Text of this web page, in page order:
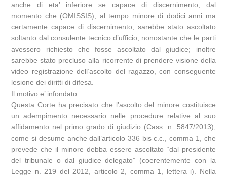
anche di eta’ inferiore se capace di discernimento, dal
momento che (OMISSIS), al tempo minore di dodici anni ma
certamente capace di discernimento, sarebbe stato ascoltato
soltanto dal consulente tecnico d’ufficio, nonostante che le parti
avessero richiesto che fosse ascoltato dal giudice; inoltre
sarebbe stato precluso alla ricorrente di prendere visione della
video registrazione dell’ascolto del ragazzo, con conseguente
lesione dei diritti di difesa.
Il motivo e’ infondato.
Questa Corte ha precisato che l’ascolto del minore costituisce
un adempimento necessario nelle procedure relative al suo
affidamento nel primo grado di giudizio (Cass. n. 5847/2013),
come si desume anche dall’articolo 336 bis c.c., comma 1, che
prevede che il minore debba essere ascoltato “dal presidente
del tribunale o dal giudice delegato” (coerentemente con la
Legge n. 219 del 2012, articolo 2, comma 1, lettera i). Nella